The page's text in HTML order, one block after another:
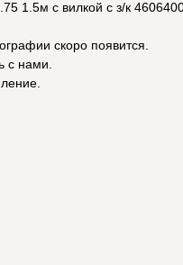
1.5м с вилкой с з/к
скоро появится.
с нами.